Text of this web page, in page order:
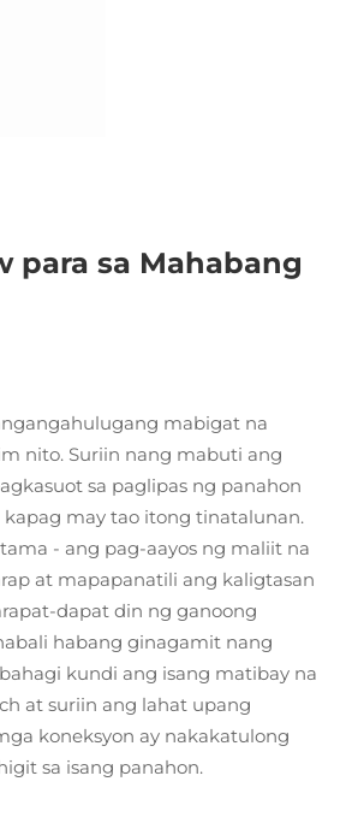
para sa Mahabang
mabigat na
nito. Suriin nang mabuti ang
sa paglipas ng panahon
may tao itong tinatalunan.
- ang pag-aayos ng maliit na
at mapapanatili ang kaligtasan
dapat din ng ganoong
habang ginagamit nang
kundi ang isang matibay na
at suriin ang lahat upang
koneksyon ay nakakatulong
sa isang panahon.